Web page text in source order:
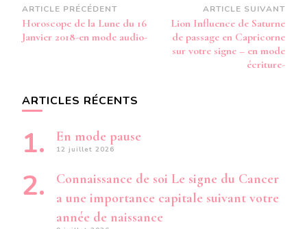
Navigation
d’article
ARTICLE PRÉCÉDENT
Horoscope de la Lune du 16
Janvier 2018-en mode audio-
ARTICLE SUIVANT
Lion Influence de Saturne
de passage en Capricorne
sur votre signe – en mode
écriture-
ARTICLES RÉCENTS
En mode pause
12 juillet 2026
Connaissance de soi Le signe du Cancer
a une importance capitale suivant votre
année de naissance